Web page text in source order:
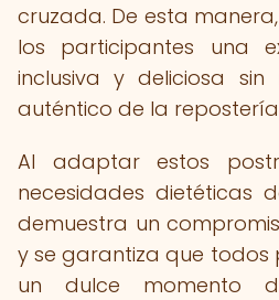
cruzada. De esta
los participantes una
inclusiva y deliciosa
auténtico de la
Al adaptar estos
necesidades dietéticas
demuestra un
y se garantiza que
un dulce momento